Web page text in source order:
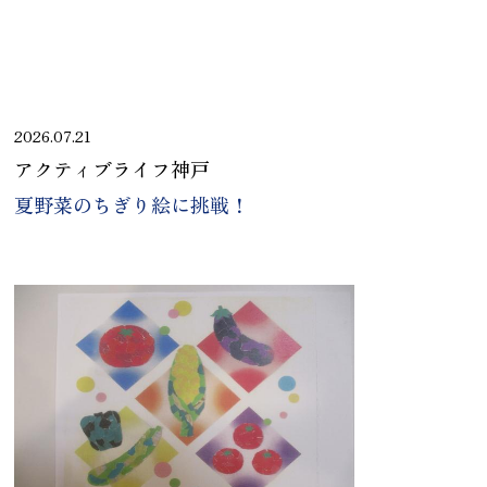
2026.07.21
アクティブライフ神戸
夏野菜のちぎり絵に挑戦！